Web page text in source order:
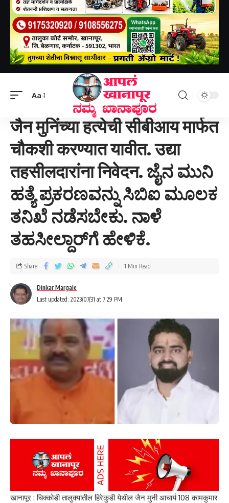
Aa
खानापूर तालुका>जैन मुनिंच्या हत्येची सीबीआय मार्फत चौकशी करण्यात यावीत. उद्या तहसीलदारांना निवेदन. ಜೈನ ಮುನಿ ಹತ್ಯೆ ಪ್ರಕರಣವನ್ನು ಸಿಬಿಐ ಮೂಲಕ ತನಿಖೆ ನಡೆಸಬೇಕು. ನಾಳೆ ತಹಸೀಲ್ದಾರ್‌ಗೆ ಹೇಳಿಕೆ.
जैन मुनिंच्या हत्येची सीबीआय मार्फत
चौकशी करण्यात यावीत. उद्या
तहसीलदारांना निवेदन. ಜೈನ ಮುನಿ
ಹತ್ಯೆ ಪ್ರಕರಣವನ್ನು ಸಿಬಿಐ ಮೂಲಕ
ತನಿಖೆ ನಡೆಸಬೇಕು. ನಾಳೆ
ತಹಸೀಲ್ದಾರ್‌ಗೆ ಹೇಳಿಕೆ.
Last updated: 2023/07/31 at 7:29 PM
Dinkar Margale
Share 1 Min Read
खानापूर : चिक्कोडी तालुक्यातील हिरेकुडी येथील जैन मुनी आचार्य 108 कामकुमार